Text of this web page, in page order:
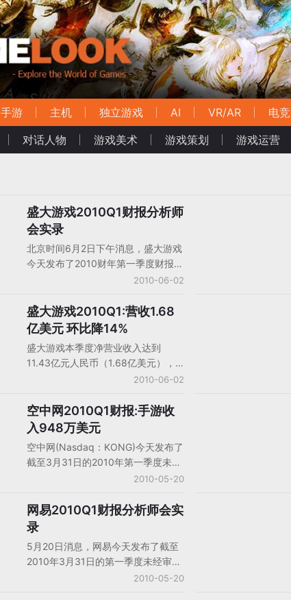
手游 主机 独立游戏 AI VR/AR
电竞
对话人物 游戏美术 游戏策划 游戏运营
盛大游戏2010Q1财报分析师
会实录
北京时间6月2日下午消息，盛大游戏
今天发布了2010财年第一季度财报，
随后包括董事长兼CEO谭群钊、首席
后出席了财报电话会议。
2010-06-02
盛大游戏2010Q1:营收1.68
亿美元 环比降14%
盛大游戏本季度净营业收入达到
11.43亿元人民币（1.68亿美元），
较去年同期增长10%，较上季度下降
（MMORPG）业务的净营业收入为
10.23亿元人民币（1.50亿美元），
较去年同期增长8%，较上季度下降
19%； MMORPG活跃付费用户
（APA）季度增长2%至962万；
MMORPG每个活跃付费用户平均每
21%至35.4元人民币。
2010-06-02
空中网2010Q1财报:手游收
入948万美元
空中网(Nasdaq：KONG)今天发布了
截至3月31日的2010年第一季度未经
审计财报。报告显示，空中网2010年
年第一季度为252万美元；空中网
2010年第一季度收入为4,064万美
元。空中网第一季度无线游戏服务收
入为948万美元，同比增长92%，比
上一季度增长29%
2010-05-20
网易2010Q1财报分析师会实
录
5月20日消息，网易今天发布了截至
2010年3月31日的第一季度未经审计
财报。报告显示，网易第一季度总收
2010-05-20